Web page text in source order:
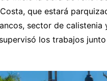
que estará
sector de
los trabajos